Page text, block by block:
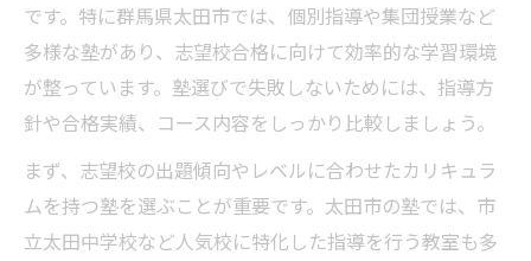
です。特に群馬県太田市では、個別指導や集団授業など
多様な塾があり、志望校合格に向けて効率的な学習環境
が整っています。塾選びで失敗しないためには、指導方
針や合格実績、コース内容をしっかり比較しましょう。
まず、志望校の出題傾向やレベルに合わせたカリキュラ
ムを持つ塾を選ぶことが重要です。太田市の塾では、市
立太田中学校など人気校に特化した指導を行う教室も多